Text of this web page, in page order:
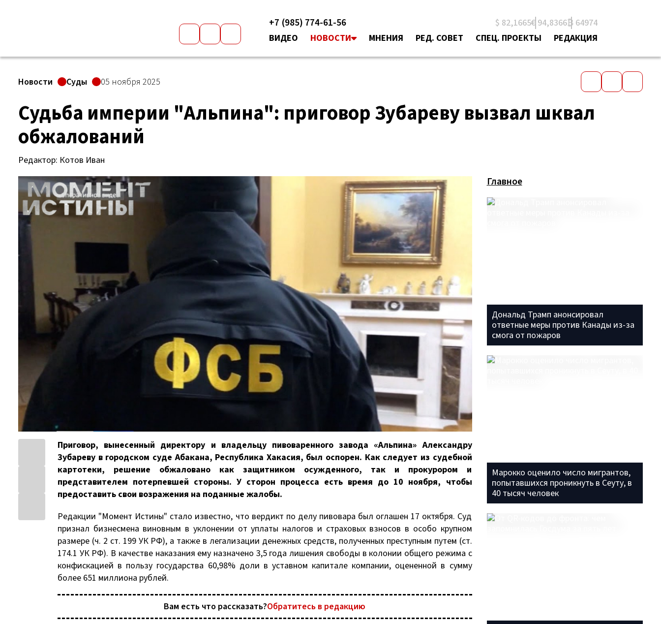
+7 (985) 774-61-56 $ 82,1665€ 94,8366₿ 64974
ВИДЕО
НОВОСТИ СПЕЦ. ПРОЕКТЫ РЕДАКЦИЯ
МНЕНИЯ РЕД. СОВЕТ
Новости Суды 05 ноября 2025
Судьба империи "Альпина": приговор Зубареву вызвал шквал
обжалований
Редактор: Котов Иван
Приговор, вынесенный директору и владельцу пивоваренного завода «Альпина» Александру
Зубареву в городском суде Абакана, Республика Хакасия, был оспорен. Как следует из судебной
картотеки, решение обжаловано как защитником осужденного, так и прокурором и
представителем потерпевшей стороны. У сторон процесса есть время до 10 ноября, чтобы
предоставить свои возражения на поданные жалобы.
Редакции "Момент Истины" стало известно, что вердикт по делу пивовара был оглашен 17 октября. Суд
признал бизнесмена виновным в уклонении от уплаты налогов и страховых взносов в особо крупном
размере (ч. 2 ст. 199 УК РФ), а также в легализации денежных средств, полученных преступным путем (ст.
174.1 УК РФ). В качестве наказания ему назначено 3,5 года лишения свободы в колонии общего режима с
конфискацией в пользу государства 60,98% доли в уставном капитале компании, оцененной в сумму
более 651 миллиона рублей.
Вам есть что рассказать?Обратитесь в редакцию
Главное
Дональд Трамп анонсировал
ответные меры против Канады из-за
смога от пожаров
Марокко оценило число мигрантов,
попытавшихся проникнуть в Сеуту, в
40 тысяч человек